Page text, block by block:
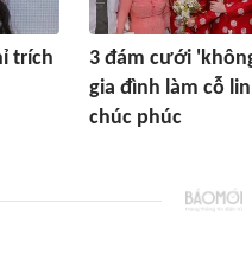
trích
3 đám cưới
gia đình làm cỗ
chúc phúc